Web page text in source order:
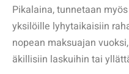
Pikalaina, tunnetaan
yksilöille lyhytaikaisiin
nopean maksuajan
äkillisiin laskuihin tai